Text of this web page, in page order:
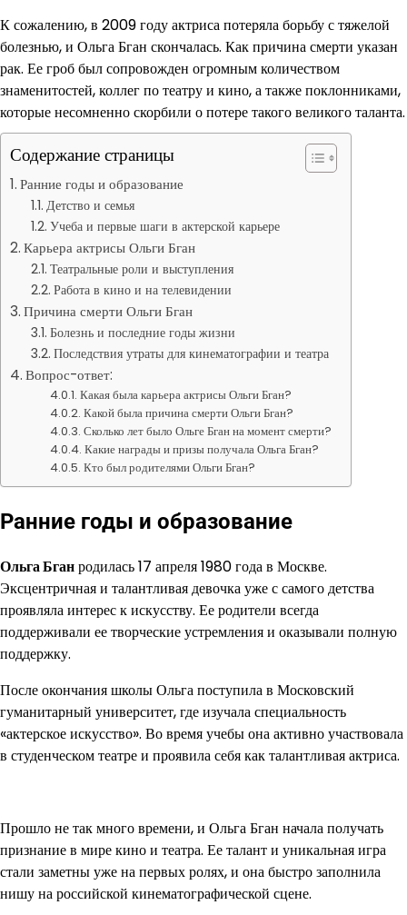
К сожалению, в 2009 году актриса потеряла борьбу с тяжелой
болезнью, и Ольга Бган скончалась. Как причина смерти указан
рак. Ее гроб был сопровожден огромным количеством
знаменитостей, коллег по театру и кино, а также поклонниками,
которые несомненно скорбили о потере такого великого таланта.
Содержание страницы
Ранние годы и образование
Детство и семья
Учеба и первые шаги в актерской карьере
Карьера актрисы Ольги Бган
Театральные роли и выступления
Работа в кино и на телевидении
Причина смерти Ольги Бган
Болезнь и последние годы жизни
Последствия утраты для кинематографии и театра
Вопрос-ответ:
Какая была карьера актрисы Ольги Бган?
Какой была причина смерти Ольги Бган?
Сколько лет было Ольге Бган на момент смерти?
Какие награды и призы получала Ольга Бган?
Кто был родителями Ольги Бган?
Ранние годы и образование
Ольга Бганродилась 17 апреля 1980 года в Москве.
Эксцентричная и талантливая девочка уже с самого детства
проявляла интерес к искусству. Ее родители всегда
поддерживали ее творческие устремления и оказывали полную
поддержку.
После окончания школы Ольга поступила в Московский
гуманитарный университет, где изучала специальность
«актерское искусство». Во время учебы она активно участвовала
в студенческом театре и проявила себя как талантливая актриса.
Прошло не так много времени, и Ольга Бган начала получать
признание в мире кино и театра. Ее талант и уникальная игра
стали заметны уже на первых ролях, и она быстро заполнила
нишу на российской кинематографической сцене.